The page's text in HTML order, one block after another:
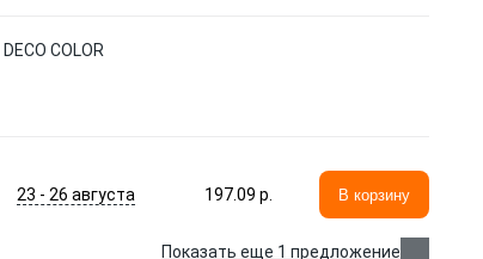
COLOR
23 - 26 августа 197.09 p. В корзину
Показать еще 1 предложение